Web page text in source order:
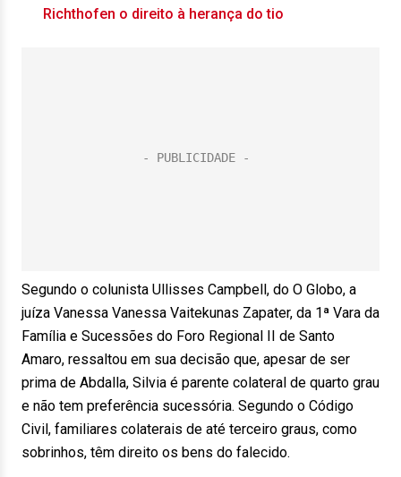
Richthofen o direito à herança do tio
Segundo o colunista Ullisses Campbell, do O Globo, a
juíza Vanessa Vanessa Vaitekunas Zapater, da 1ª Vara da
Família e Sucessões do Foro Regional II de Santo
Amaro, ressaltou em sua decisão que, apesar de ser
prima de Abdalla, Silvia é parente colateral de quarto grau
e não tem preferência sucessória. Segundo o Código
Civil, familiares colaterais de até terceiro graus, como
sobrinhos, têm direito os bens do falecido.